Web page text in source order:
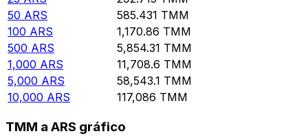
50 ARS 585.431 TMM
100 ARS 1,170.86 TMM
500 ARS 5,854.31 TMM
1,000 ARS 11,708.6 TMM
5,000 ARS 58,543.1 TMM
10,000 ARS 117,086 TMM
TMM a ARS gráfico